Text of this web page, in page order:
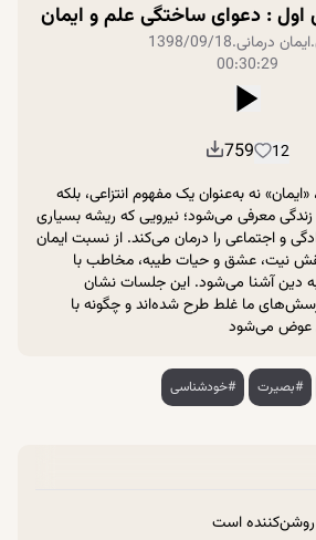
: دعواى ساختگی علم و ایمان
.ایمان درمانی.
1398/09/18
00:30:29
12
759
نه به‌عنوان یک مفهوم انتزاعی، بلکه
زندگی معرفی می‌شود؛ نیرویی که ریشه بسیاری
و اجتماعی را درمان می‌کند. از نسبت ایمان
نیت، عشق و حیات طیبه، مخاطب با
دین آشنا می‌شود. این جلسات نشان
ما غلط طرح شده‌اند و چگونه با
عوض می‌شود
#بصیرت #خودشناسی
روشن‌کننده است